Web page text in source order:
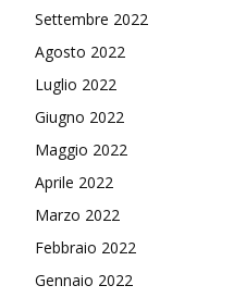
Settembre 2022
Agosto 2022
Luglio 2022
Giugno 2022
Maggio 2022
Aprile 2022
Marzo 2022
Febbraio 2022
Gennaio 2022